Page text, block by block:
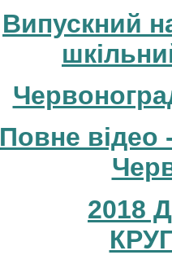
Випускний
Повне відео
2018